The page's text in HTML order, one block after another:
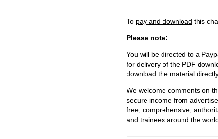
To pay and download this
Please note:
You will be directed to a
for delivery of the PDF
download the material
We welcome comments on
secure income from
free, comprehensive,
and trainees around the